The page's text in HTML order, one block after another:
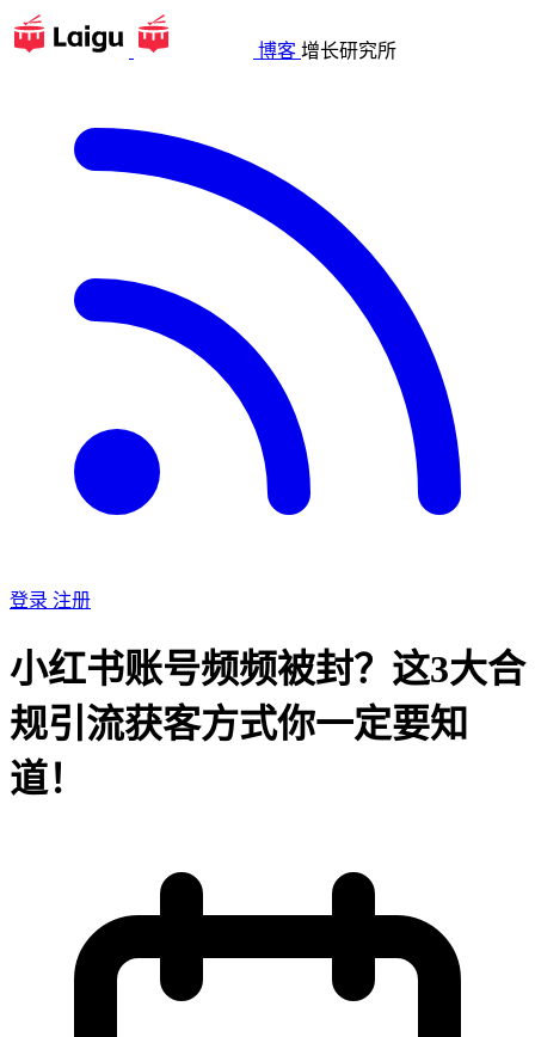
博客 增长研究所
登录 注册
小红书账号频频被封？这3大合
规引流获客方式你一定要知
道！